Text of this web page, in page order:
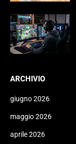
ARCHIVIO
giugno 2026
maggio 2026
aprile 2026